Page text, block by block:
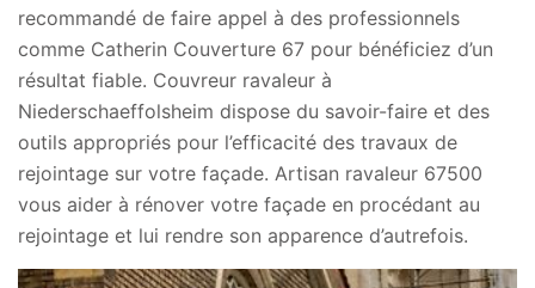
recommandé de faire appel à des professionnels
comme Catherin Couverture 67 pour bénéficiez d’un
résultat fiable. Couvreur ravaleur à
Niederschaeffolsheim dispose du savoir-faire et des
outils appropriés pour l’efficacité des travaux de
rejointage sur votre façade. Artisan ravaleur 67500
vous aider à rénover votre façade en procédant au
rejointage et lui rendre son apparence d’autrefois.